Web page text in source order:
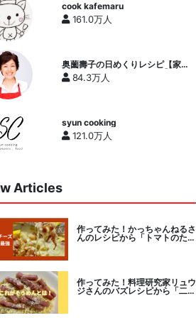
cook kafemaru
161.0万人
奥薗壽子の日めくりレシピ【家庭
料理研究家公式チャンネル】
84.3万人
syun cooking
121.0万人
Articles
作ってみた！かっちゃんねるさ
んのレシピから「トマトのたま
作ってみた！料理研究家リュウ
ジさんのバズレシピから「二度